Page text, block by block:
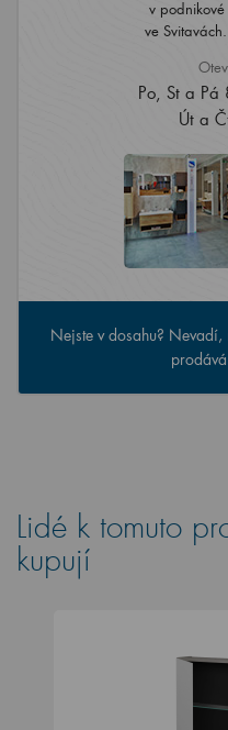
v
ve
Po, St a Pá
Út a
Nejste v dosahu? Nevadí,
Lidé k tomuto
kupují